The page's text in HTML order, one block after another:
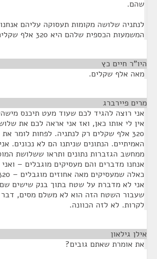
שהם.
לנתניה שלושה מקומות תעסוקה עליהם
המשמעות הכספית שלהם היא 320 אלף שקלים.
היו"ר חיים כץ
מאה אלף שקלים.
מרים פיירברג
אני רוצה להגיד לכם שעוד מעט תיכנס
אין לי אותו כאן, ואז אני אראה לכם את
320 אלף שקלים רק לנתניה. לפחות לומר את
האמיתיים. הנתונים שניתנו הם לא נכונים.
ממחשב הגזברות נתונים ותראו ששלושת
אנחנו מדברים והם מעסיקים מוגבלים –
אני לא מדברת על שטח בתוך בנק שישים שם
שעבור השטח הזה הוא לא משלם מסים, דבר
לקרות. לא לזה הכוונה.
אילן גילאון
את אומרת שאתם גובים?